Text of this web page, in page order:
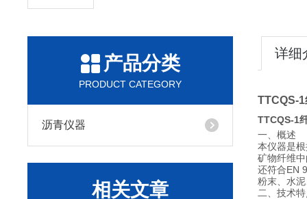
产品分类
PRODUCT CATEGORY
沥青仪器
相关文章
详细
TTCQS-
TTCQS-1
一、 概述
本仪器是
矿物纤维
还符合EN
粉末、水
二、技术